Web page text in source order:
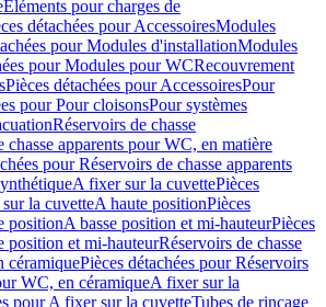
Eléments pour charges de
détachées pour AccessoiresModules
pour Modules d'installationModules
pour Modules pour WCRecouvrement
Pièces détachées pour AccessoiresPour
pour Pour cloisonsPour systèmes
Réservoirs de chasse
chasse apparents pour WC, en matière
pour Réservoirs de chasse apparents
A fixer sur la cuvettePièces
la cuvetteA haute positionPièces
positionA basse position et mi-hauteurPièces
position et mi-hauteurRéservoirs de chasse
céramiquePièces détachées pour Réservoirs
WC, en céramiqueA fixer sur la
pour A fixer sur la cuvetteTubes de rinçage